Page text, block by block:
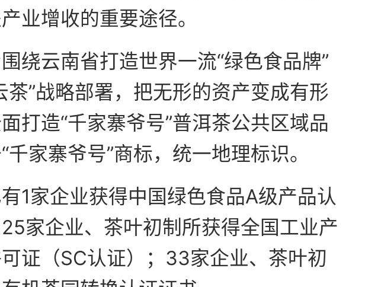
业增收的重要途径。
绕云南省打造世界一流“绿色食品牌”
茶”战略部署，把无形的资产变成有形
打造“千家寨爷号”普洱茶公共区域品
千家寨爷号”商标，统一地理标识。
1家企业获得中国绿色食品A级产品认
家企业、茶叶初制所获得全国工业产
证（SC认证）；33家企业、茶叶初